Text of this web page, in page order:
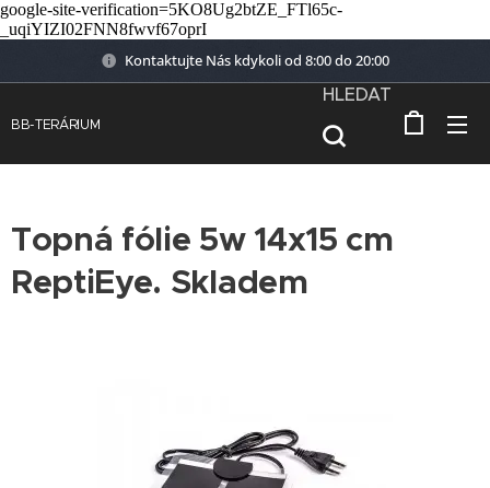
google-site-verification=5KO8Ug2btZE_FTl65c-
_uqiYIZI02FNN8fwvf67oprI
Kontaktujte Nás kdykoli od 8:00 do 20:00
BB-TERÁRIUM
HLEDAT
Topná fólie 5w 14x15 cm
ReptiEye. Skladem